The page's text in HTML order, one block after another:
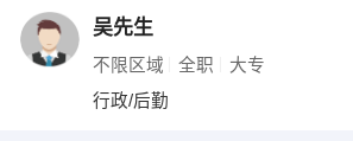
吴先生
不限区域 全职 大专
行政/后勤